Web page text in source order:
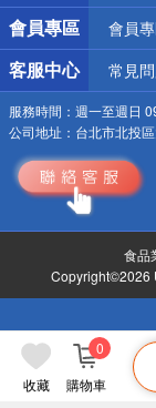
收藏 購物車
0
會員專區 會員
客服中心 常見
服務時間： 週一至週日
公司地址： 台北市北投
食品
Copyright©2026